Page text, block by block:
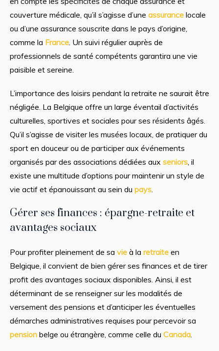
couverture médicale, qu’il s’agisse d’une assurance locale
ou d’une assurance souscrite dans le pays d’origine,
comme la France. Un suivi régulier auprès de
professionnels de santé compétents garantira une vie
paisible et sereine.
L’importance des loisirs pendant la retraite ne saurait être
négligée. La Belgique offre un large éventail d’activités
culturelles, sportives et sociales pour ses résidents âgés.
Qu’il s’agisse de visiter les musées locaux, de pratiquer du
sport en douceur ou de participer aux événements
organisés par des associations dédiées aux seniors, il
existe une multitude d’options pour maintenir un style de
vie actif et épanouissant au sein du pays.
Gérer ses finances : épargne-retraite et
avantages sociaux
Pour profiter pleinement de sa vie à la retraite en
Belgique, il convient de bien gérer ses finances et de tirer
profit des avantages sociaux disponibles. Ainsi, il est
déterminant de se renseigner sur les modalités de
versement des pensions et d’anticiper les éventuelles
démarches administratives requises pour percevoir sa
pension belge ou étrangère, comme celle du Canada.